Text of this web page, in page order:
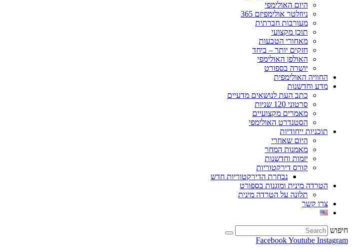
היום האולימפי
ניוזלטר אולימפיזם 365
מעורבות חברתית
תוכן מקצועי
מאחורי הטבעות
חזקים יותר – ביחד
האולפן האולימפי
יושרה בספורט
החוויה האולימפית
מדע וחדשנות
כתב העת לנושאים מדעיים
סרטוני 120 שניות
מאמרים מקצועיים
הסטנדרט האולימפי
תוכניות ייחודיות
היום שאחרי
מאמנות המחר
יזמות וחדשנות
קורס דירקטוריות
נבחרת הדירקטוריות חדש
הטרדה מינית ומוגנות בספורט
תלונה על הטרדה מינית
צרו קשר
חיפוש
FacebookYoutube Instagram